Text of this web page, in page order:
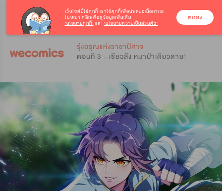
รุ่งอรุณแห่งราชาปีศาจ
ตอนที่ 3 - เซียวลั่ง หมาป่าเดียวดาย!
เว็บไซต์นี้ใช้คุกกี้ เราใช้คุกกี้เพื่อนำเสนอเนื้อหาและ
โฆษณา คลิกเพื่อดูข้อมูลเพิ่มเติม
‘นโยบายคุกกี้’ และ ‘นโยบายความเป็นส่วนตัว’
ตกลง